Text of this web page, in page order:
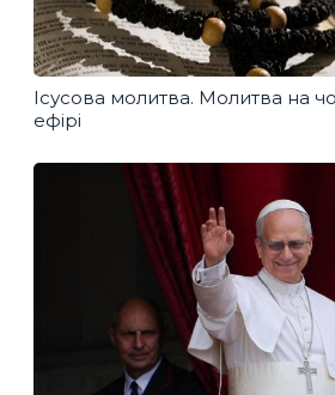
Ісусова молитва. Молитва на
ефірі